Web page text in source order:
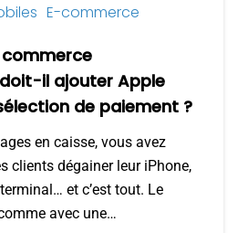
E-commerce
il ajouter Apple
de paiement ?
en caisse, vous avez
clients dégainer leur iPhone,
et c’est tout. Le
avec une…